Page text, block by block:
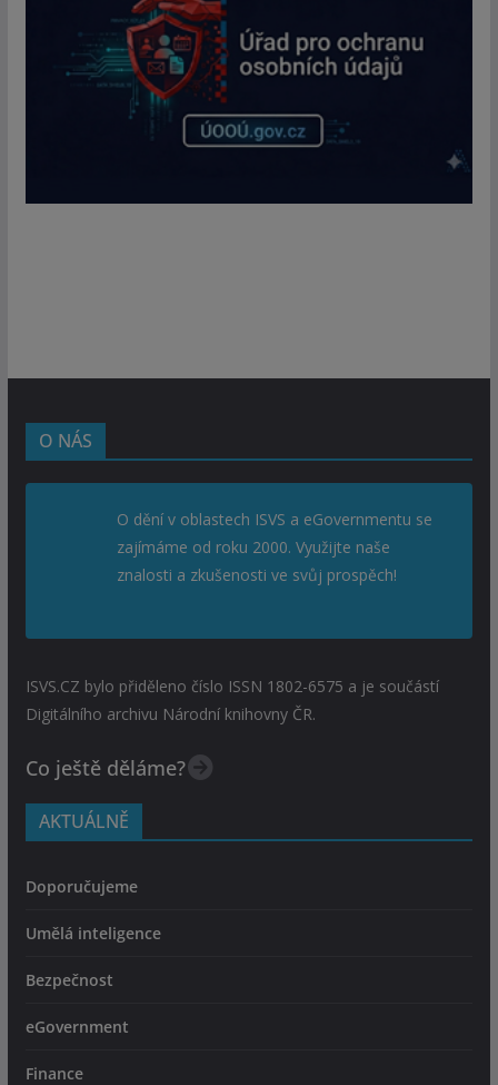
O NÁS
O dění v oblastech ISVS a eGovernmentu se
zajímáme od roku 2000. Využijte naše
znalosti a zkušenosti ve svůj prospěch!
ISVS.CZ bylo přiděleno číslo ISSN 1802-6575 a je součástí
Digitálního archivu Národní knihovny ČR.
Co ještě děláme?
AKTUÁLNĚ
Doporučujeme
Umělá inteligence
Bezpečnost
eGovernment
Finance